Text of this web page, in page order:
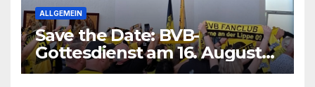
ALLGEMEIN
Save the Date: BVB-
Gottesdienst am 16. August
2026